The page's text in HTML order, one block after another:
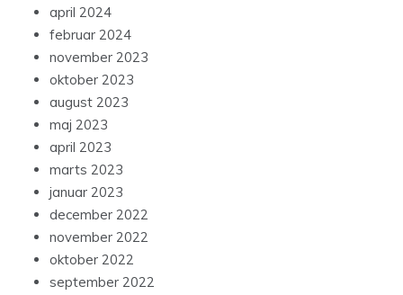
april 2024
februar 2024
november 2023
oktober 2023
august 2023
maj 2023
april 2023
marts 2023
januar 2023
december 2022
november 2022
oktober 2022
september 2022